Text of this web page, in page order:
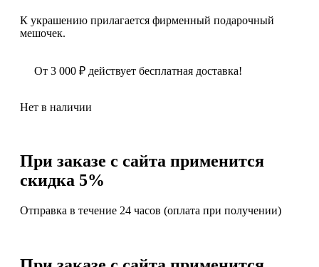
К украшению прилагается фирменный подарочный
мешочек.
От 3 000 ₽ действует бесплатная доставка!
Нет в наличии
При заказе с сайта применится
скидка 5%
Отправка в течение 24 часов (оплата при получении)